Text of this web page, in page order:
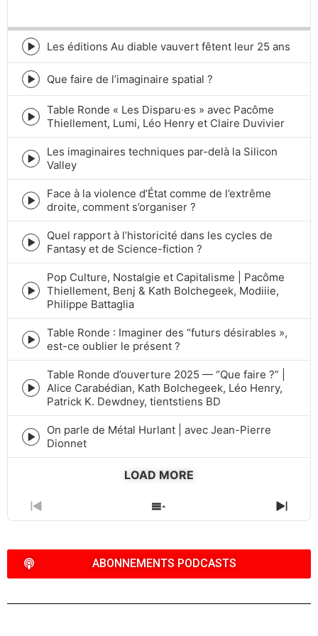
Episode
play
icon
Les éditions Au diable vauvert fêtent leur 25 ans
Episode
play
icon
Que faire de l’imaginaire spatial ?
Episode
play
icon
Table Ronde « Les Disparu·es » avec Pacôme
Thiellement, Lumi, Léo Henry et Claire Duvivier
Episode
play
icon
Les imaginaires techniques par-delà la Silicon
Valley
Episode
play
icon
Face à la violence d’État comme de l’extrême
droite, comment s’organiser ?
Episode
play
icon
Quel rapport à l’historicité dans les cycles de
Fantasy et de Science-fiction ?
Episode
play
Pop Culture, Nostalgie et Capitalisme | Pacôme
Thiellement, Benj & Kath Bolchegeek, Modiiie,
Philippe Battaglia
Episode
play
icon
Table Ronde : Imaginer des “futurs désirables »,
est-ce oublier le présent ?
Episode
play
Table Ronde d’ouverture 2025 — “Que faire ?” |
Alice Carabédian, Kath Bolchegeek, Léo Henry,
Patrick K. Dewdney, tientstiens BD
Episode
play
On parle de Métal Hurlant | avec Jean-Pierre
Dionnet
LOAD MORE
PREVIOUS
EPISODE
SHOW
EPISODES
NEXT
ABONNEMENTS PODCASTS